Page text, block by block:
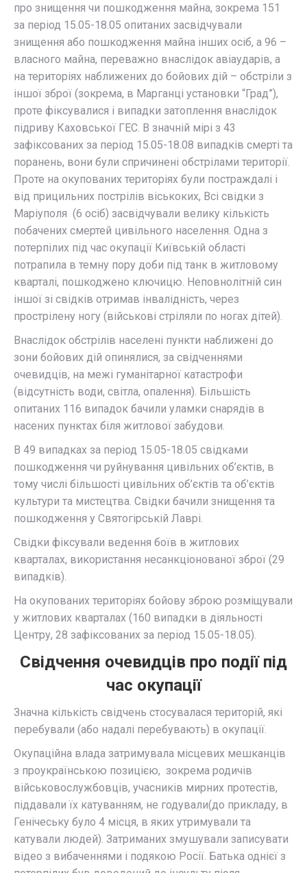
про знищення чи пошкодження майна, зокрема 151
за період 15.05-18.05 опитаних засвідчували
знищення або пошкодження майна інших осіб, а 96 –
власного майна, переважно внаслідок авіаударів, а
на територіях наближених до бойових дій – обстріли з
іншої зброї (зокрема, в Марганці установки “Град”),
проте фіксувалися і випадки затоплення внаслідок
підриву Каховської ГЕС. В значній мірі з 43
зафіксованих за період 15.05-18.08 випадків смерті та
поранень, вони були спричинені обстрілами території.
Проте на окупованих територіях були постраждалі і
від прицильних пострілів віськоких, Всі свідки з
Маріуполя (6 осіб) засвідчували велику кількість
побачених смертей цивільного населення. Одна з
потерпілих під час окупації Київській області
потрапила в темну пору доби під танк в житловому
кварталі, пошкоджено ключицю. Неповнолітній син
іншої зі свідків отримав інвалідність, через
прострілену ногу (військові стріляли по ногах дітей).
Внаслідок обстрілів населені пункти наближені до
зони бойових дій опинялися, за свідченнями
очевидців, на межі гуманітарної катастрофи
(відсутність води, cвітла, опалення). Більшість
опитаних 116 випадок бачили уламки снарядів в
насених пунктах біля житлової забудови.
В 49 випадках за період 15.05-18.05 свідками
пошкодження чи руйнування цивільних об’єктів, в
тому числі більшості цивільних об’єктів та об’єктів
культури та мистецтва. Свідки бачили знищення та
пошкодження у Святогірській Лаврі.
Свідки фіксували ведення боїв в житлових
кварталах, використання несанкціонованої зброї (29
випадків).
На окупованих територіях бойову зброю розміщували
у житлових кварталах (160 випадки в діяльності
Центру, 28 зафіксованих за період 15.05-18.05).
Свідчення очевидців про події під
час окупації
Значна кількість свідчень стоcувалася територій, які
перебували (або надалі перебувають) в окупації.
Окупаційна влада затримувала місцевих мешканців
з проукраїнською позицією, зокрема родичів
військовослужбовців, учасників мирних протестів,
піддавали їх катуванням, не годували(до прикладу, в
Генічеську було 4 місця, в яких утримували та
катували людей). Затриманих змушували записувати
відео з вибаченнями і подякою Росії. Батька однієї з